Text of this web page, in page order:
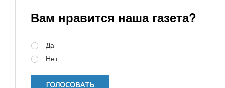
Вам нравится наша газета?
Да
Нет